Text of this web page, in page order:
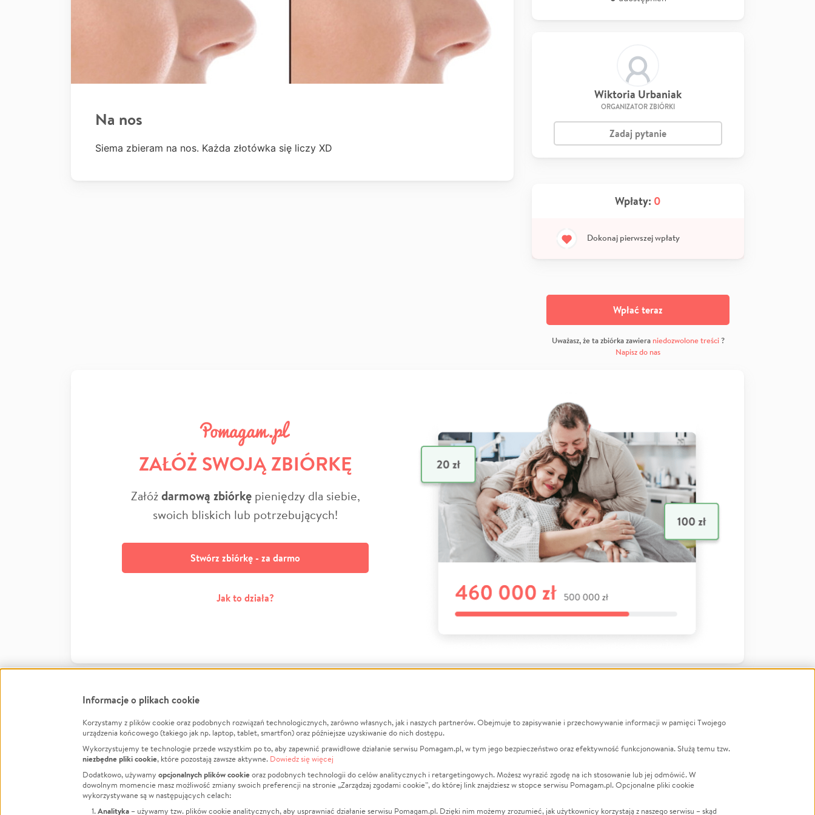
Na nos
Siema zbieram na nos. Każda złotówka się liczy XD
Wiktoria Urbaniak
ORGANIZATOR ZBIÓRKI
Zadaj pytanie
Wpłaty: 0
Dokonaj pierwszej wpłaty
Wpłać teraz
Uważasz, że ta zbiórka zawiera niedozwolone treści?
Napisz do nas
ZAŁÓŻ SWOJĄ ZBIÓRKĘ
Załóżdarmową zbiórkępieniędzy dla siebie,
swoich bliskich lub potrzebujących!
Stwórz zbiórkę - za darmo
Jak to działa?
FacebookTwitter Instagram
LinkedInTikTok Youtube
Informacje
Jak to działa?
Regulamin
Polityka Prywatności
O nas
Opinie
Raporty
Za darmo
Zbieraj na
Leczenie
Zwierzęta
Pożar
LGBTQ+
Powódź
Wichura
Informacje o plikach cookie
Korzystamy z plików cookie oraz podobnych rozwiązań technologicznych, zarówno własnych, jak i naszych partnerów. Obejmuje to zapisywanie i przechowywanie informacji w pamięci Twojego
urządzenia końcowego (takiego jak np. laptop, tablet, smartfon) oraz późniejsze uzyskiwanie do nich dostępu.
Wykorzystujemy te technologie przede wszystkim po to, aby zapewnić prawidłowe działanie serwisu Pomagam.pl, w tym jego bezpieczeństwo oraz efektywność funkcjonowania. Służą temu tzw.
niezbędne pliki cookie, które pozostają zawsze aktywne. Dowiedz się więcej
Dodatkowo, używamy opcjonalnych plików cookieoraz podobnych technologii do celów analitycznych i retargetingowych. Możesz wyrazić zgodę na ich stosowanie lub jej odmówić. W
dowolnym momencie masz możliwość zmiany swoich preferencji na stronie „Zarządzaj zgodami cookie”, do której link znajdziesz w stopce serwisu Pomagam.pl. Opcjonalne pliki cookie
wykorzystywane są w następujących celach:
Analityka – używamy tzw. plików cookie analitycznych, aby usprawniać działanie serwisu Pomagam.pl. Dzięki nim możemy zrozumieć, jak użytkownicy korzystają z naszego serwisu – skąd